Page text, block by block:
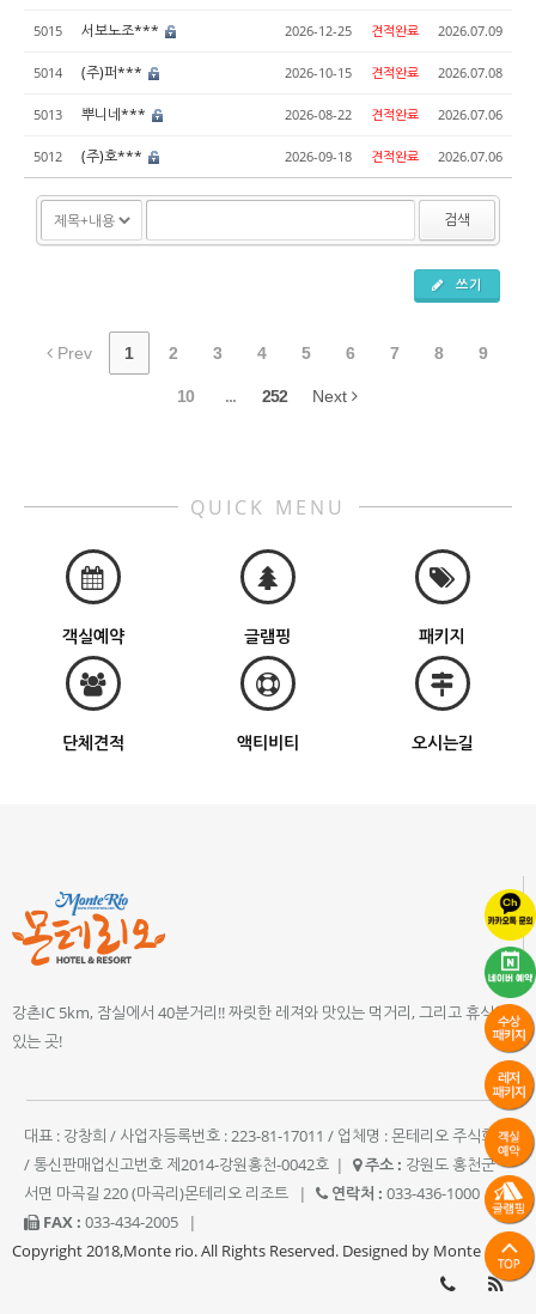
5015 서보노조*** 2026-12-25 견적완료 2026.07.09
5014 (주)퍼*** 2026-10-15 견적완료 2026.07.08
5013 뿌니네*** 2026-08-22 견적완료 2026.07.06
5012 (주)호*** 2026-09-18 견적완료 2026.07.06
검색
쓰기
Prev 1 2 3 4 5 6 7 8 9
10 ... 252 Next
QUICK MENU
객실예약 글램핑 패키지
단체견적 액티비티 오시는길
강촌IC 5km, 잠실에서 40분거리!! 짜릿한 레져와 맛있는 먹거리, 그리고 휴식이
있는 곳!
대표 : 강창희 / 사업자등록번호 : 223-81-17011 / 업체명 : 몬테리오 주식회사
/ 통신판매업신고번호 제2014-강원홍천-0042호 | 주소 : 강원도 홍천군
서면 마곡길 220 (마곡리)몬테리오 리조트
| 연락처 : 033-436-1000
|
FAX : 033-434-2005
|
Copyright 2018,Monte rio. All Rights Reserved. Designed by Monte rio.